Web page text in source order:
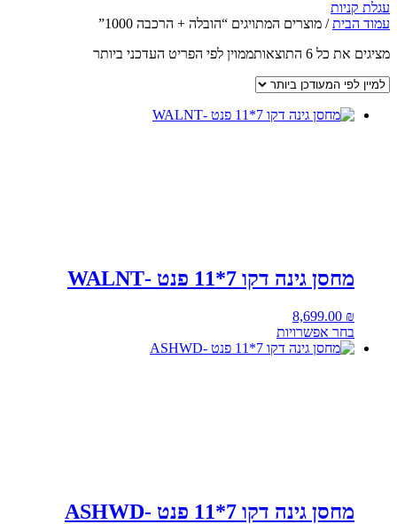
עגלת קניות
עמוד הבית/ מוצרים המתויגים “הובלה + הרכבה 1000”
מציגים את כל ⁦6⁩ התוצאות
ממוין לפי הפריט העדכני ביותר
מחסן גינה דקו 7*11 פנט -WALNT
8,699.00 ₪
בחר אפשרויות
מחסן גינה דקו 7*11 פנט -ASHWD